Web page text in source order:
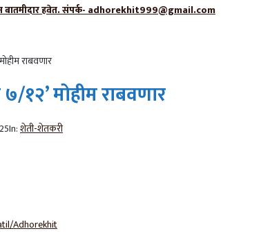
बातमीदार हवेत. संपर्क- adhorekhit999@gmail.com
राबवणार
१२’ मोहीम राबवणार
In:शेती-शेतकरी
Adhorekhit